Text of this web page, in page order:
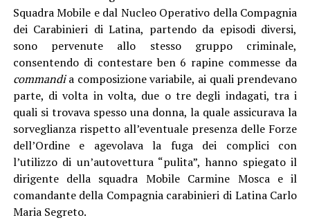
Squadra Mobile e dal Nucleo Operativo della Compagnia
dei Carabinieri di Latina, partendo da episodi diversi,
sono pervenute allo stesso gruppo criminale,
consentendo di contestare ben 6 rapine commesse da
commandia composizione variabile, ai quali prendevano
parte, di volta in volta, due o tre degli indagati, tra i
quali si trovava spesso una donna, la quale assicurava la
sorveglianza rispetto all’eventuale presenza delle Forze
dell’Ordine e agevolava la fuga dei complici con
l’utilizzo di un’autovettura “pulita”, hanno spiegato il
dirigente della squadra Mobile Carmine Mosca e il
comandante della Compagnia carabinieri di Latina Carlo
Maria Segreto.